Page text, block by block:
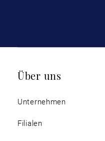
Über uns
Unternehmen
Filialen